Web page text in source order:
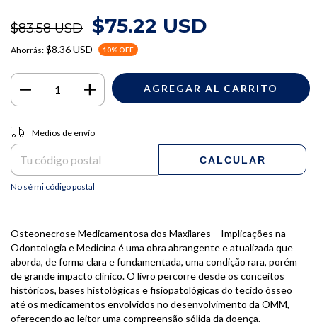
$83.58 USD $75.22 USD
Ahorrás: $8.36 USD 10% OFF
Entregas para el CP:
Medios de envío
CALCULAR
No sé mi código postal
Osteonecrose Medicamentosa dos Maxilares – Implicações na
Odontologia e Medicina é uma obra abrangente e atualizada que
aborda, de forma clara e fundamentada, uma condição rara, porém
de grande impacto clínico. O livro percorre desde os conceitos
históricos, bases histológicas e fisiopatológicas do tecido ósseo
até os medicamentos envolvidos no desenvolvimento da OMM,
oferecendo ao leitor uma compreensão sólida da doença.